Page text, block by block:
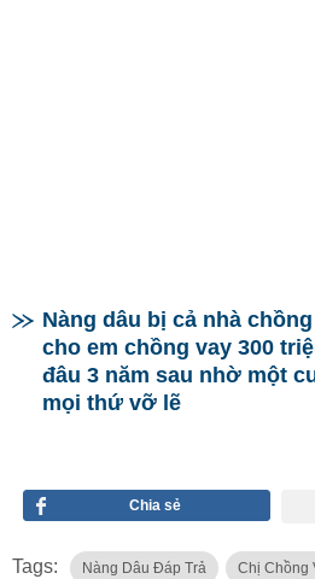
Nàng dâu bị cả nhà
cho em chồng vay 300
đâu 3 năm sau nhờ một
mọi thứ vỡ lẽ
Chia sẻ
Tags: Nàng Dâu Đáp Trả Chị Chồng